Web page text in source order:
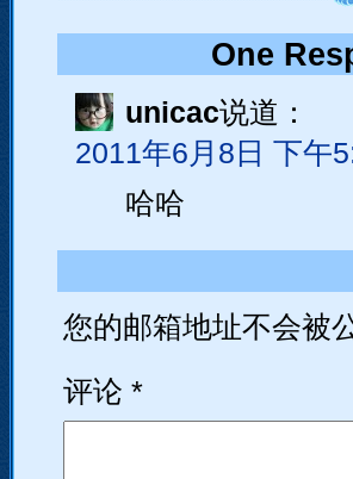
One
unicac说道：
2011年6月8日 下午
哈哈
您的邮箱地址不会被
评论 *